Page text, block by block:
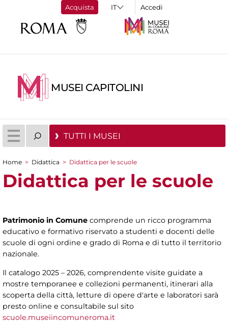
Acquista Accedi
MUSEI CAPITOLINI
TUTTI I MUSEI
Tu sei qui
Home > Didattica > Didattica per le scuole
Didattica per le scuole
Patrimonio in Comune comprende un ricco programma
educativo e formativo riservato a studenti e docenti delle
scuole di ogni ordine e grado di Roma e di tutto il territorio
nazionale.
Il catalogo 2025 – 2026, comprendente visite guidate a
mostre temporanee e collezioni permanenti, itinerari alla
scoperta della città, letture di opere d'arte e laboratori sarà
presto online e consultabile sul sito
scuole.museiincomuneroma.it